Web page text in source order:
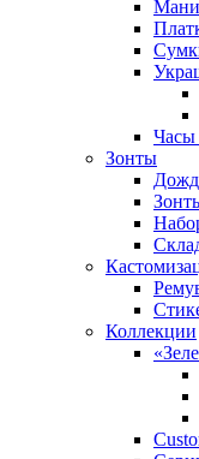
Часы
Зонты
Коллекции